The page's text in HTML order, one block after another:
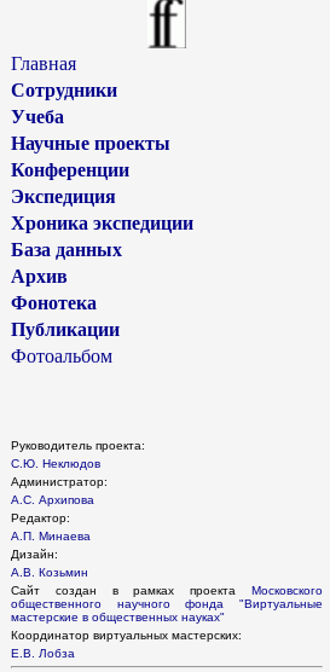
Главная
Сотрудники
Учеба
Научные проекты
Конференции
Экспедиция
Хроника экспедиции
База данных
Архив
Фонотека
Публикации
Фотоальбом
Руководитель проекта:
С.Ю. Неклюдов
Администратор:
А.С. Архипова
Редактор:
А.П. Минаева
Дизайн:
А.В. Козьмин
Сайт создан в рамках проекта Московского
общественного научного фонда
"Виртуальные
мастерские в общественных науках"
Координатор виртуальных мастерских:
Е.В. Лобза